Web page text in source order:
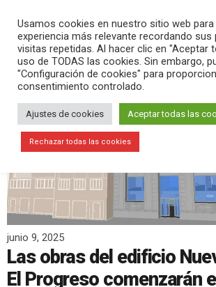
search menu
junio 9, 2025
Las obras del edificio
El Progreso comenzarán
Usamos cookies en nuestro sitio web para
experiencia más relevante recordando sus
visitas repetidas. Al hacer clic en "Aceptar
uso de TODAS las cookies. Sin embargo,
"Configuración de cookies" para
consentimiento controlado.
Ajustes de cookies Aceptar todas las
Rechazar todas las cookies